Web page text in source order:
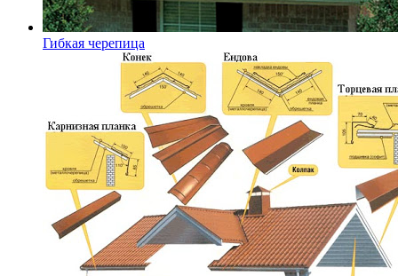
Гибкая черепица